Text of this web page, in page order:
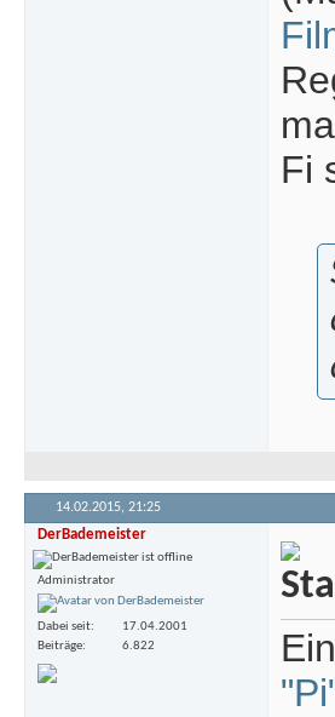
Fi
14.02.2015, 21:25
DerBademeister
Administrator
Dabei seit
17.04.2001
Beiträge
6.822